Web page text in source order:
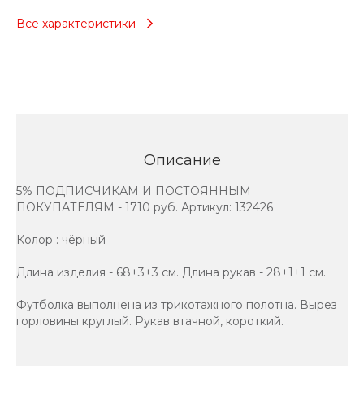
Все характеристики
Описание
5% ПОДПИСЧИКАМ И ПОСТОЯННЫМ
ПОКУПАТЕЛЯМ - 1710 руб. Артикул: 132426
Колор : чёрный
Длина изделия - 68+3+3 см. Длина рукав - 28+1+1 см.
Футболка выполнена из трикотажного полотна. Вырез
горловины круглый. Рукав втачной, короткий.